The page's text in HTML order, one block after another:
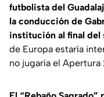
futbolista del
la conducción de
institución al final del
de Europa estaría
no jugaría el Apertura